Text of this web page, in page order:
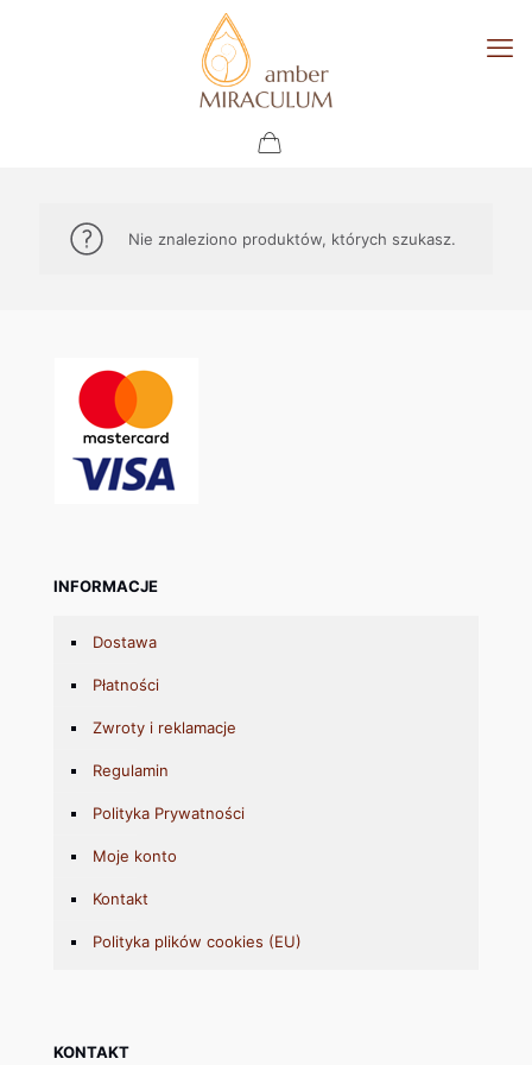
Nie znaleziono produktów, których szukasz.
INFORMACJE
Dostawa
Płatności
Zwroty i reklamacje
Regulamin
Polityka Prywatności
Moje konto
Kontakt
Polityka plików cookies (EU)
KONTAKT